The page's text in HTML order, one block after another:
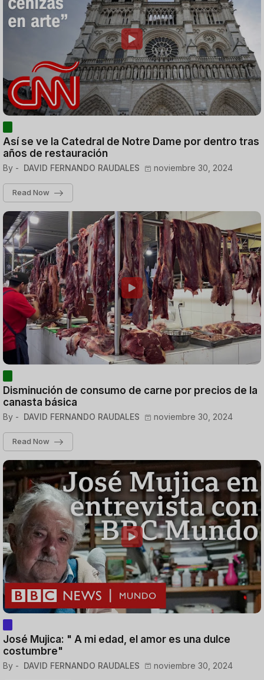
Así se ve la Catedral de Notre Dame por dentro tras
años de restauración
By - DAVID FERNANDO RAUDALES noviembre 30, 2024
Read Now
Disminución de consumo de carne por precios de la
canasta básica
By - DAVID FERNANDO RAUDALES noviembre 30, 2024
Read Now
José Mujica: " A mi edad, el amor es una dulce
costumbre"
By - DAVID FERNANDO RAUDALES noviembre 30, 2024